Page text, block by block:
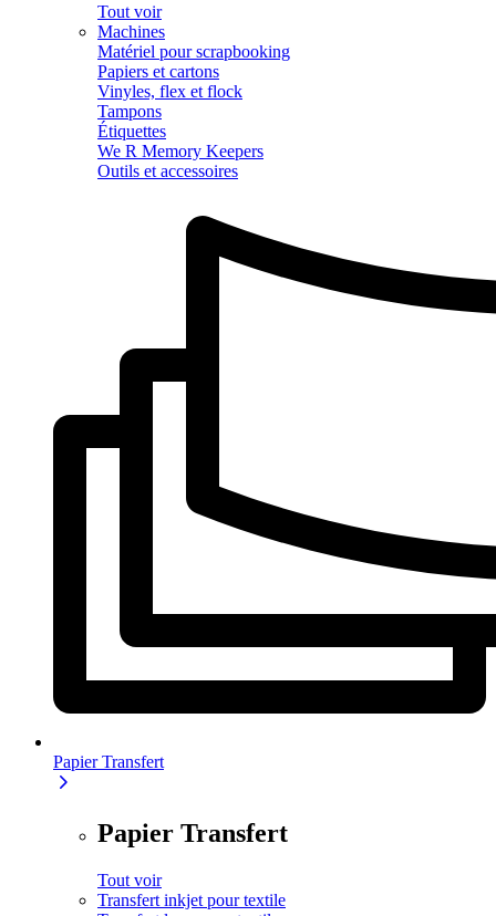
Tout voir
Machines
Matériel pour scrapbooking
Papiers et cartons
Vinyles, flex et flock
Tampons
Étiquettes
We R Memory Keepers
Outils et accessoires
Papier Transfert
Papier Transfert
Tout voir
Transfert inkjet pour textile